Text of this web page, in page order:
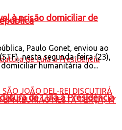
de Lula à Presidência
à prisão domiciliar de
Paulo Gonet, enviou ao
nesta segunda-feira (23),
humanitária do...